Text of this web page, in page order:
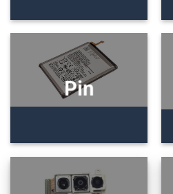
Pin